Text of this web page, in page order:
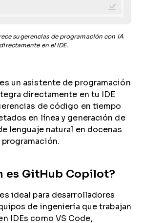
sugerencias de programación con IA
directamente en el IDE.
un asistente de programación
directamente en tu IDE
de código en tiempo
en línea y generación de
lenguaje natural en docenas
es GitHub Copilot?
ideal para desarrolladores
de ingeniería que trabajan
IDEs como VS Code,